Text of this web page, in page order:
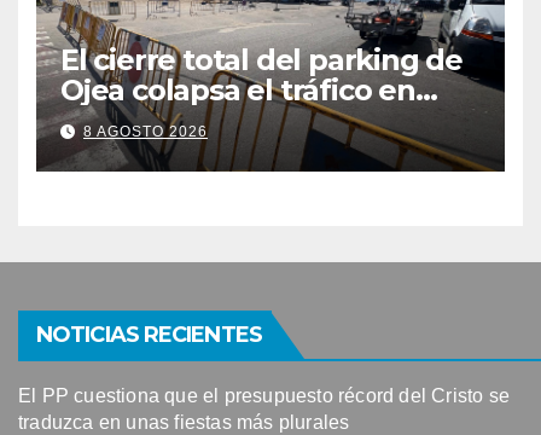
El cierre total del parking de
Ojea colapsa el tráfico en
Cangas
8 AGOSTO 2026
NOTICIAS RECIENTES
El PP cuestiona que el presupuesto récord del Cristo se
traduzca en unas fiestas más plurales